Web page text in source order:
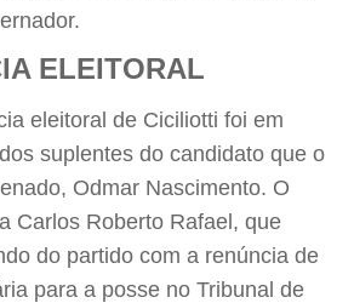
ELEITORAL
eleitoral de Ciciliotti foi em
suplentes do candidato que o
Odmar Nascimento. O
Carlos Roberto Rafael, que
do partido com a renúncia de
para a posse no Tribunal de